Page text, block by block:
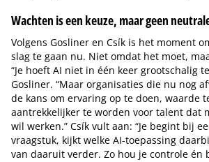
Wachten is een keuze, maar geen
Volgens Gosliner en Csík is het moment
slag te gaan nu. Niet omdat het moet,
“Je hoeft AI niet in één keer grootschalig
Gosliner. “Maar organisaties die nu nog
de kans om ervaring op te doen, waarde
aantrekkelijker te worden voor talent dat
wil werken.” Csík vult aan: “Je begint bij
vraagstuk, kijkt welke AI-toepassing
van daaruit verder. Zo hou je controle én